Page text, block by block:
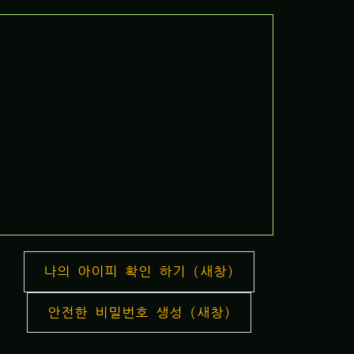
나의 아이피 확인 하기 (새창)
안전한 비밀번호 생성 (새창)